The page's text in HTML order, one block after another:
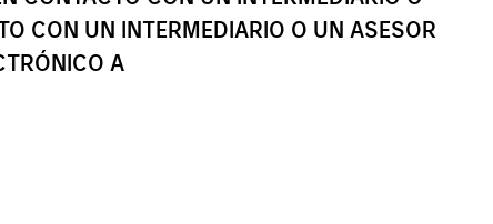
CON UN INTERMEDIARIO O UN ASESOR
A